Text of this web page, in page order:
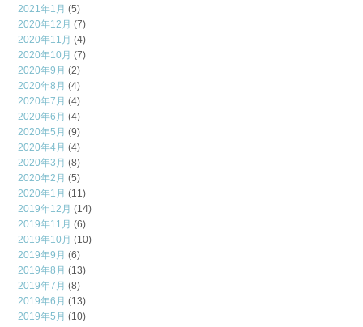
2021年1月 (5)
2020年12月 (7)
2020年11月 (4)
2020年10月 (7)
2020年9月 (2)
2020年8月 (4)
2020年7月 (4)
2020年6月 (4)
2020年5月 (9)
2020年4月 (4)
2020年3月 (8)
2020年2月 (5)
2020年1月 (11)
2019年12月 (14)
2019年11月 (6)
2019年10月 (10)
2019年9月 (6)
2019年8月 (13)
2019年7月 (8)
2019年6月 (13)
2019年5月 (10)